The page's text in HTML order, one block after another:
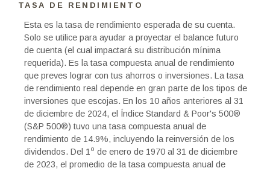
TASA DE RENDIMIENTO
Esta es la tasa de rendimiento esperada de su cuenta.
Solo se utilice para ayudar a proyectar el balance futuro
de cuenta (el cual impactará su distribución mínima
requerida). Es la tasa compuesta anual de rendimiento
que preves lograr con tus ahorros o inversiones. La tasa
de rendimiento real depende en gran parte de los tipos de
inversiones que escojas. En los 10 años anteriores al 31
de diciembre de 2024, el Índice Standard & Poor's 500®
(S&P 500®) tuvo una tasa compuesta anual de
rendimiento de 14.9%, incluyendo la reinversión de los
dividendos. Del 1 o de enero de 1970 al 31 de diciembre
de 2023, el promedio de la tasa compuesta anual de